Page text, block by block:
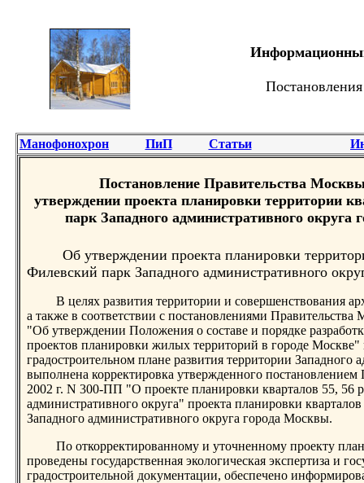
Манофонохрон ПиП Статьи
Постановление Правительства
утверждении проекта планировки территории
парк Западного административного округа
Об утверждении проекта планировки
Филевский парк Западного административного
В целях развития территории и совершенствования
а также в соответствии с постановлениями
"Об утверждении Положения о составе и порядке
проектов планировки жилых территорий в городе
градостроительном плане развития территории Западного
выполнена корректировка утвержденного
2002 г. N 300-ПП "О проекте планировки кварталов 55, 56
административного округа" проекта планировки
Западного административного округа города Москвы.
По откорректированному и уточненному проекту
проведены государственная экологическая экспертиза и
градостроительной документации, обеспечено